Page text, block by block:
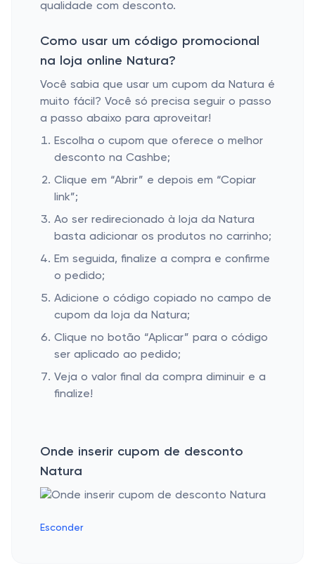
qualidade com desconto.
Como usar um código promocional
na loja online Natura?
Você sabia que usar um cupom da Natura é
muito fácil? Você só precisa seguir o passo
a passo abaixo para aproveitar!
Escolha o cupom que oferece o melhor
desconto na Cashbe;
Clique em “Abrir” e depois em “Copiar
link”;
Ao ser redirecionado à loja da Natura
basta adicionar os produtos no carrinho;
Em seguida, finalize a compra e confirme
o pedido;
Adicione o código copiado no campo de
cupom da loja da Natura;
Clique no botão “Aplicar” para o código
ser aplicado ao pedido;
Veja o valor final da compra diminuir e a
finalize!
Onde inserir cupom de desconto
Natura
Esconder